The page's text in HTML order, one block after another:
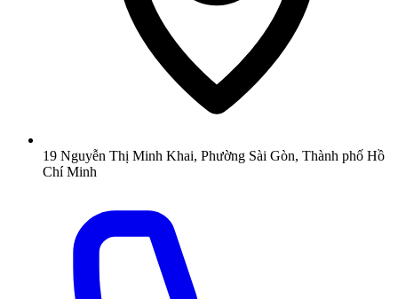
19 Nguyễn Thị Minh Khai, Phường Sài Gòn, Thành phố Hồ
Chí Minh